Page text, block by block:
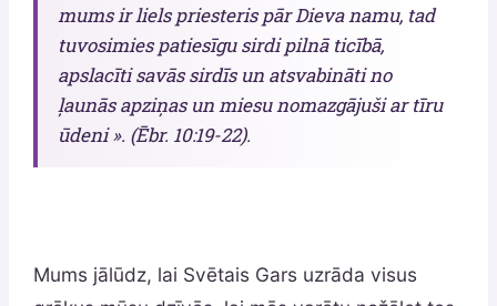
mums ir liels priesteris pār Dieva namu, tad
tuvosimies patiesīgu sirdi pilnā ticībā,
apslacīti savās sirdīs un atsvabināti no
ļaunās apziņas un miesu nomazgājuši ar tīru
ūdeni ». (Ēbr. 10:19-22).
Mums jālūdz, lai Svētais Gars uzrāda visus